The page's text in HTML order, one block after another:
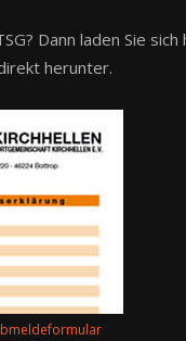
Dann laden Sie
herunter.